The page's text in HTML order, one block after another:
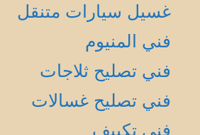
غسيل سيارات متنقل
فني المنيوم
فني تصليح ثلاجات
فني تصليح غسالات
فني تكييف